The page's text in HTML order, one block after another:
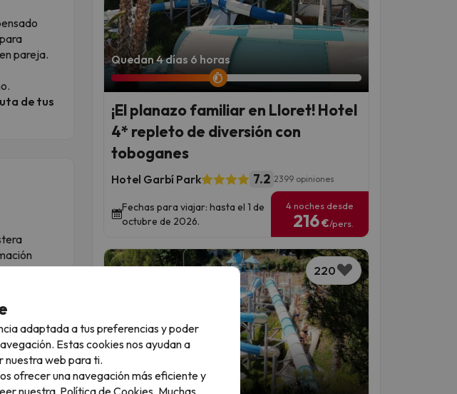
pareja.
de tus
sistema
Quedan 4 días 6 horas
¡El planazo familiar en Lloret! Hotel
4* repleto de diversión con
toboganes
Hotel Garbí Park 7.2 2399 opiniones
Fechas para viajar: hasta el 1 de
octubre de 2026.
4 noches desde
216€/pers.
220
adaptada a tus preferencias y poder
Estas cookies nos ayudan a
nuestra web para ti.
ofrecer una navegación más eficiente y
nuestra Política de Cookies. Muchas